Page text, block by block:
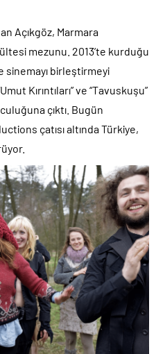
Açıkgöz, Marmara
mezunu. 2013’te kurduğu
sinemayı birleştirmeyi
Kırıntıları” ve “Tavuskuşu”
çıktı. Bugün
çatısı altında Türkiye,